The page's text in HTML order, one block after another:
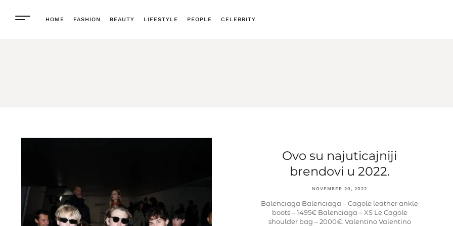
HOME FASHION BEAUTY LIFESTYLE PEOPLE CELEBRITY
Ovo su najuticajniji
brendovi u 2022.
NOVEMBER 20, 2022
Balenciaga Balenciaga – Cagole leather ankle
boots – 1495€ Balenciaga – XS Le Cagole
shoulder bag – 2000€. Valentino Valentino